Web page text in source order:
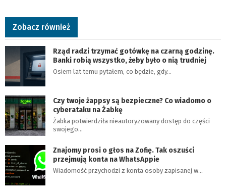
Zobacz również
Rząd radzi trzymać gotówkę na czarną godzinę.
Banki robią wszystko, żeby było o nią trudniej
Osiem lat temu pytałem, co będzie, gdy…
Czy twoje żappsy są bezpieczne? Co wiadomo o
cyberataku na Żabkę
Żabka potwierdziła nieautoryzowany dostęp do części
swojego…
Znajomy prosi o głos na Zofię. Tak oszuści
przejmują konta na WhatsAppie
Wiadomość przychodzi z konta osoby zapisanej w…